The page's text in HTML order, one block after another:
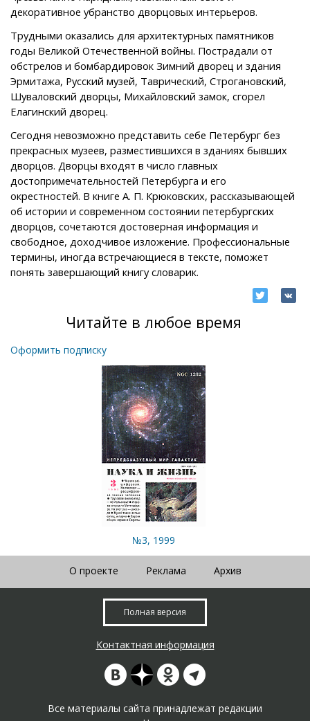
декоративное убранство дворцовых интерьеров.
Трудными оказались для архитектурных памятников
годы Великой Отечественной войны. Пострадали от
обстрелов и бомбардировок Зимний дворец и здания
Эрмитажа, Русский музей, Таврический, Строгановский,
Шуваловский дворцы, Михайловский замок, сгорел
Елагинский дворец.
Сегодня невозможно представить себе Петербург без
прекрасных музеев, разместившихся в зданиях бывших
дворцов. Дворцы входят в число главных
достопримечательностей Петербурга и его
окрестностей. В книге А. П. Крюковских, рассказывающей
об истории и современном состоянии петербургских
дворцов, сочетаются достоверная информация и
свободное, доходчивое изложение. Профессиональные
термины, иногда встречающиеся в тексте, поможет
понять завершающий книгу словарик.
Читайте в любое время
Оформить подписку
№3, 1999
О проекте Реклама Архив
Полная версия
Контактная информация
Все материалы сайта принадлежат редакции